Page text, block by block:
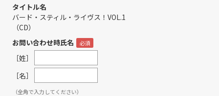
タイトル名
バード・スティル・ライヴス！VOL.1
（CD）
お問い合わせ時氏名
［姓］
［名］
（全角で入力してください）